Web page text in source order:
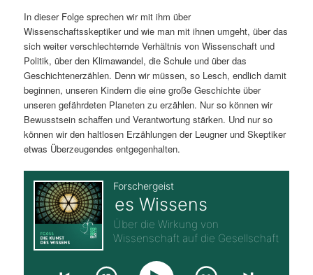
n
g
e
n
r
i
n
g
e
n
In dieser Folge sprechen wir mit ihm über
Wissenschaftsskeptiker und wie man mit ihnen umgeht, über das
sich weiter verschlechternde Verhältnis von Wissenschaft und
Politik, über den Klimawandel, die Schule und über das
Geschichtenerzählen. Denn wir müssen, so Lesch, endlich damit
beginnen, unseren Kindern die eine große Geschichte über
unseren gefährdeten Planeten zu erzählen. Nur so können wir
Bewusstsein schaffen und Verantwortung stärken. Und nur so
können wir den haltlosen Erzählungen der Leugner und Skeptiker
etwas Überzeugendes entgegenhalten.